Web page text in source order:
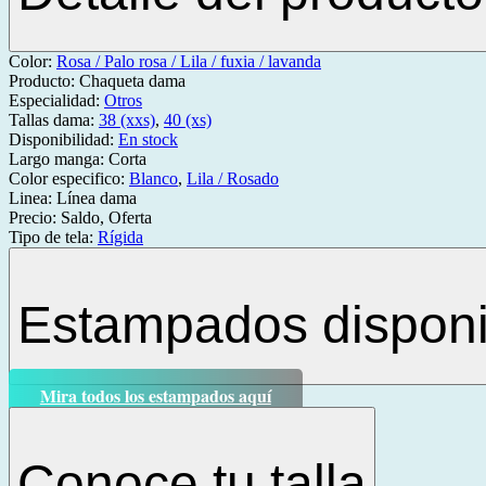
Color: Rosa / Palo rosa / Lila / fuxia / lavanda
Producto: Chaqueta dama
Especialidad: Otros
Tallas dama: 38 (xxs), 40 (xs)
Disponibilidad: En stock
Largo manga: Corta
Color especifico: Blanco, Lila / Rosado
Linea: Línea dama
Precio: Saldo, Oferta
Tipo de tela: Rígida
Estampados
Mira todos los estampados aquí